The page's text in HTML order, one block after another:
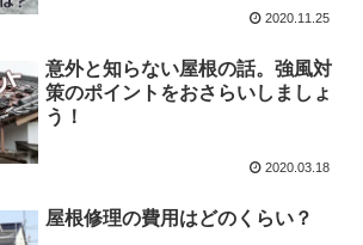
2020.11.25
意外と知らない屋根の話。強風対
策のポイントをおさらいしましょ
う！
2020.03.18
屋根修理の費用はどのくらい？